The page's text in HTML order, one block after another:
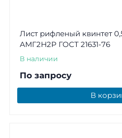
Лист рифленый квинтет
АМГ2Н2Р ГОСТ 21631-76
В наличии
По запросу
В